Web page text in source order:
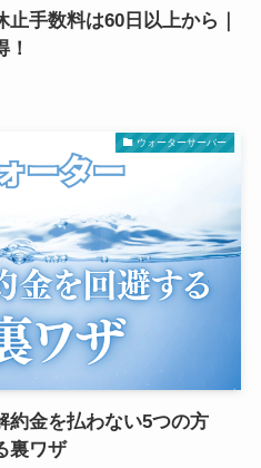
手数料は60日以上から｜
！
ウォーターサーバー
約金を払わない5つの方
裏ワザ